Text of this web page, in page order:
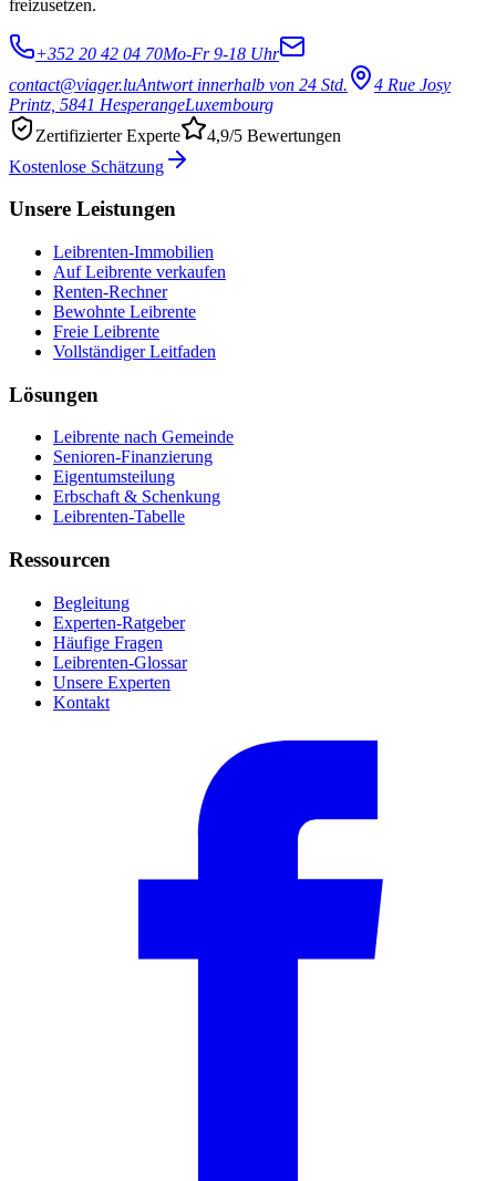
freizusetzen.
+352 20 42 04 70Mo-Fr 9-18 Uhr
contact@viager.luAntwort innerhalb von 24 Std.
4 Rue Josy
Printz, 5841 HesperangeLuxembourg
Zertifizierter Experte
4,9/5 Bewertungen
Kostenlose Schätzung
Unsere Leistungen
Leibrenten-Immobilien
Auf Leibrente verkaufen
Renten-Rechner
Bewohnte Leibrente
Freie Leibrente
Vollständiger Leitfaden
Lösungen
Leibrente nach Gemeinde
Senioren-Finanzierung
Eigentumsteilung
Erbschaft & Schenkung
Leibrenten-Tabelle
Ressourcen
Begleitung
Experten-Ratgeber
Häufige Fragen
Leibrenten-Glossar
Unsere Experten
Kontakt